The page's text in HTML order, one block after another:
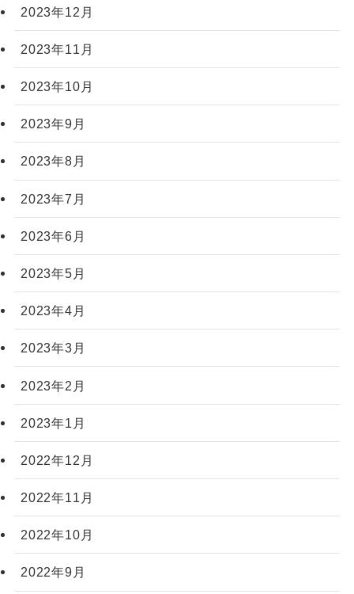
2023年12月
2023年11月
2023年10月
2023年9月
2023年8月
2023年7月
2023年6月
2023年5月
2023年4月
2023年3月
2023年2月
2023年1月
2022年12月
2022年11月
2022年10月
2022年9月